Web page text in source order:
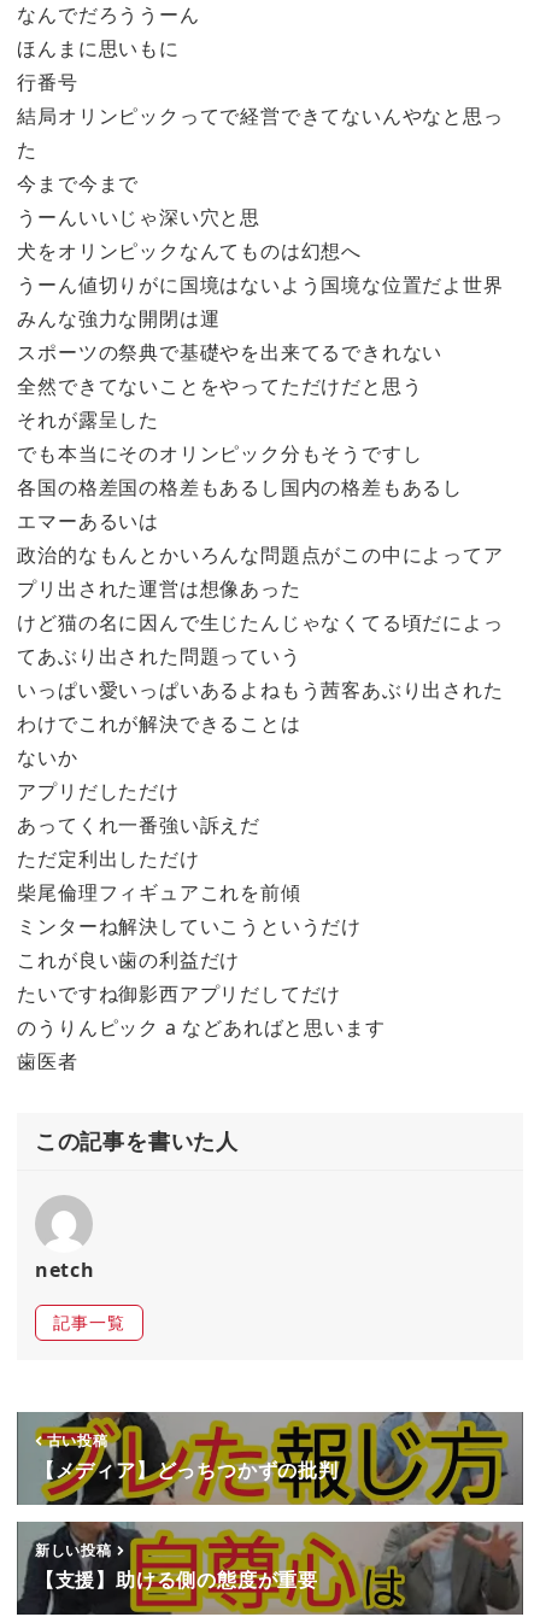
なんでだろううーん
ほんまに思いもに
行番号
結局オリンピックってで経営できてないんやなと思っ
た
今まで今まで
うーんいいじゃ深い穴と思
犬をオリンピックなんてものは幻想へ
うーん値切りがに国境はないよう国境な位置だよ世界
みんな強力な開閉は運
スポーツの祭典で基礎やを出来てるできれない
全然できてないことをやってただけだと思う
それが露呈した
でも本当にそのオリンピック分もそうですし
各国の格差国の格差もあるし国内の格差もあるし
エマーあるいは
政治的なもんとかいろんな問題点がこの中によってア
プリ出された運営は想像あった
けど猫の名に因んで生じたんじゃなくてる頃だによっ
てあぶり出された問題っていう
いっぱい愛いっぱいあるよねもう茜客あぶり出された
わけでこれが解決できることは
ないか
アプリだしただけ
あってくれ一番強い訴えだ
ただ定利出しただけ
柴尾倫理フィギュアこれを前傾
ミンターね解決していこうというだけ
これが良い歯の利益だけ
たいですね御影西アプリだしてだけ
のうりんピック a などあればと思います
歯医者
この記事を書いた人
netch
記事一覧
古い投稿
【メディア】どっちつかずの批判
新しい投稿
【支援】助ける側の態度が重要